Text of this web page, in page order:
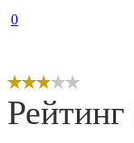
0
Рейтинг